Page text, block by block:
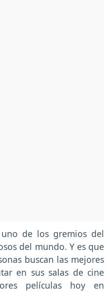
de los gremios del
del mundo. Y es que
buscan las mejores
en sus salas de cine
películas hoy en